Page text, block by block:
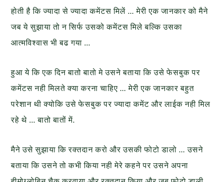
होती है कि ज्यादा से ज्यादा कमेंटस मिलें … मेरी एक जानकार को मैने
जब ये सुझाया तो न सिर्फ उसको कमेंटस मिले बल्कि उसका
आत्मविश्वास भी बढ गया …
हुआ ये कि एक दिन बातो बातो मे उसने बताया कि उसे फेसबुक पर
कमेंटस नही मिलते क्या करना चाहिए … मेरी एक जानकार बहुत
परेशान थी क्योकि उसे फेसबुक पर ज्यादा कमेंट और लाईक नही मिल
रहे थे … बातो बातों में.
मैने उसे सुझाया कि रक्तदान करो और उसकी फोटो डालो … उसने
बताया कि उसने तो कभी किया नही मेरे कहने पर उसने अपना